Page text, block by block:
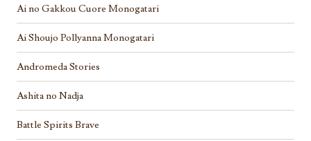
Ai no Gakkou Cuore Monogatari
Ai Shoujo Pollyanna Monogatari
Andromeda Stories
Ashita no Nadja
Battle Spirits Brave